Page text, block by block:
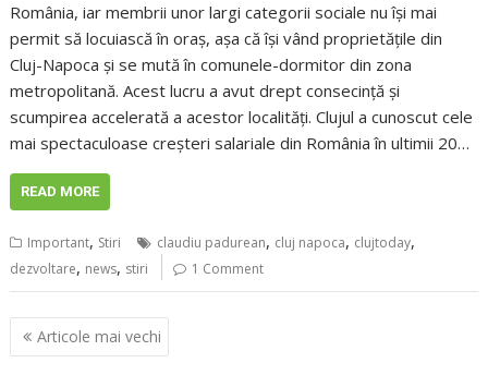
România, iar membrii unor largi categorii sociale nu își mai
permit să locuiască în oraș, așa că își vând proprietățile din
Cluj-Napoca și se mută în comunele-dormitor din zona
metropolitană. Acest lucru a avut drept consecință și
scumpirea accelerată a acestor localități. Clujul a cunoscut cele
mai spectaculoase creșteri salariale din România în ultimii 20…
READ MORE
Important, Stiri claudiu padurean, cluj napoca, clujtoday,
dezvoltare, news, stiri 1 Comment
Navigare
în
Articole mai vechi